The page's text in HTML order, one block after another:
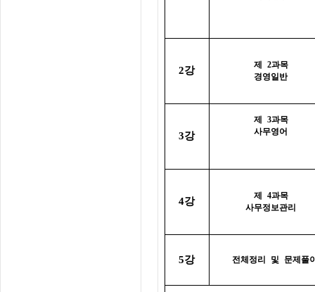
2강 제 2과목
경영일반
3강
제 3과목
사무영어
4강 제 4과목
사무정보관리
5강 전체정리 및 문제풀